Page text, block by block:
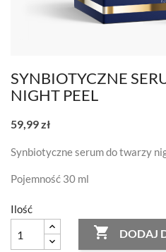
SYNBIOTYCZNE
NIGHT PEEL
59,99 zł
Synbiotyczne serum do twarzy
Pojemność 30 ml
Ilość
 DODAJ